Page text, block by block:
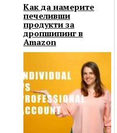
Как да намерите
печеливши
продукти за
дропшипинг в
Amazon